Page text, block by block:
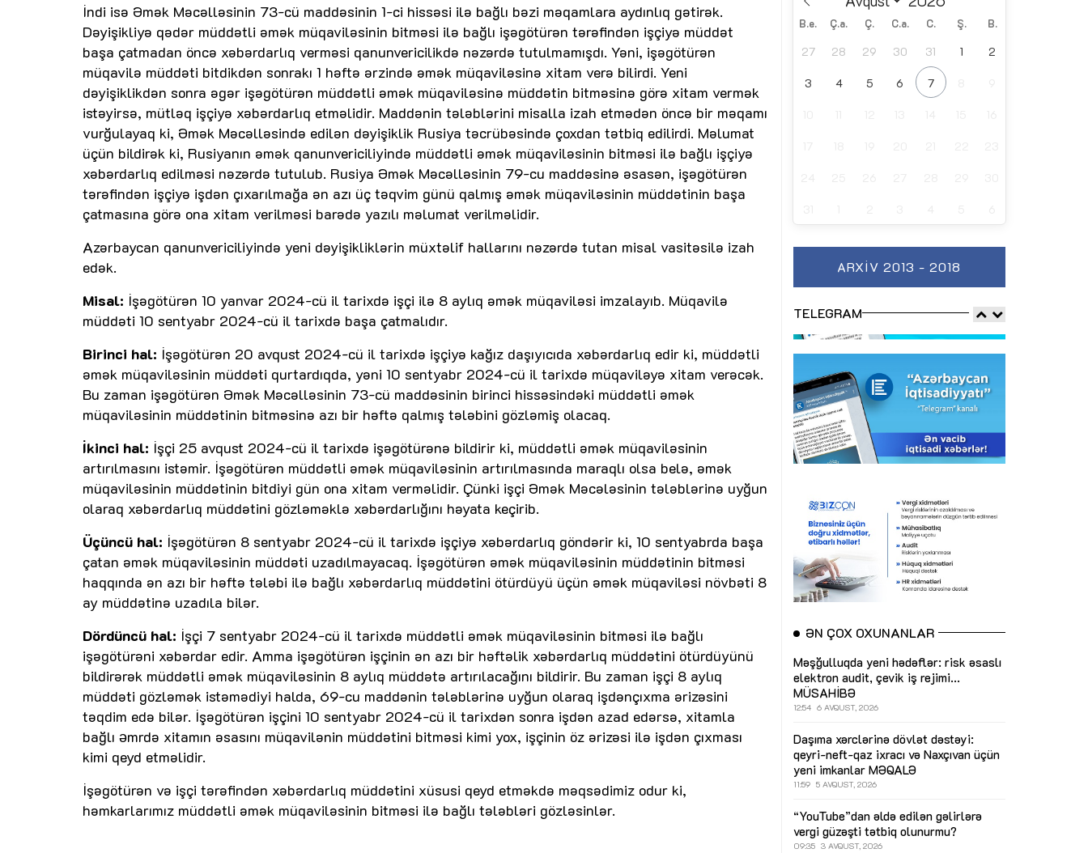
İndi isə Əmək Məcəlləsinin 73-cü maddəsinin 1-ci hissəsi ilə bağlı bəzi məqamlara aydınlıq gətirək.
Dəyişikliyə qədər müddətli əmək müqaviləsinin bitməsi ilə bağlı işəgötürən tərəfindən işçiyə müddət
başa çatmadan öncə xəbərdarlıq verməsi qanunvericilikdə nəzərdə tutulmamışdı. Yəni, işəgötürən
müqavilə müddəti bitdikdən sonrakı 1 həftə ərzində əmək müqaviləsinə xitam verə bilirdi. Yeni
dəyişiklikdən sonra əgər işəgötürən müddətli əmək müqaviləsinə müddətin bitməsinə görə xitam vermək
istəyirsə, mütləq işçiyə xəbərdarlıq etməlidir. Maddənin tələblərini misalla izah etmədən öncə bir məqamı
vurğulayaq ki, Əmək Məcəlləsində edilən dəyişiklik Rusiya təcrübəsində çoxdan tətbiq edilirdi. Məlumat
üçün bildirək ki, Rusiyanın əmək qanunvericiliyində müddətli əmək müqaviləsinin bitməsi ilə bağlı işçiyə
xəbərdarlıq edilməsi nəzərdə tutulub. Rusiya Əmək Məcəlləsinin 79-cu maddəsinə əsasən, işəgötürən
tərəfindən işçiyə işdən çıxarılmağa ən azı üç təqvim günü qalmış əmək müqaviləsinin müddətinin başa
çatmasına görə ona xitam verilməsi barədə yazılı məlumat verilməlidir.
Azərbaycan qanunvericiliyində yeni dəyişikliklərin müxtəlif hallarını nəzərdə tutan misal vasitəsilə izah
edək.
Misal: İşəgötürən 10 yanvar 2024-cü il tarixdə işçi ilə 8 aylıq əmək müqaviləsi imzalayıb. Müqavilə
müddəti 10 sentyabr 2024-cü il tarixdə başa çatmalıdır.
Birinci hal: İşəgötürən 20 avqust 2024-cü il tarixdə işçiyə kağız daşıyıcıda xəbərdarlıq edir ki, müddətli
əmək müqaviləsinin müddəti qurtardıqda, yəni 10 sentyabr 2024-cü il tarixdə müqaviləyə xitam verəcək.
Bu zaman işəgötürən Əmək Məcəlləsinin 73-cü maddəsinin birinci hissəsindəki müddətli əmək
müqaviləsinin müddətinin bitməsinə azı bir həftə qalmış tələbini gözləmiş olacaq.
İkinci hal: İşçi 25 avqust 2024-cü il tarixdə işəgötürənə bildirir ki, müddətli əmək müqaviləsinin
artırılmasını istəmir. İşəgötürən müddətli əmək müqaviləsinin artırılmasında maraqlı olsa belə, əmək
müqaviləsinin müddətinin bitdiyi gün ona xitam verməlidir. Çünki işçi Əmək Məcələsinin tələblərinə uyğun
olaraq xəbərdarlıq müddətini gözləməklə xəbərdarlığını həyata keçirib.
Üçüncü hal: İşəgötürən 8 sentyabr 2024-cü il tarixdə işçiyə xəbərdarlıq göndərir ki, 10 sentyabrda başa
çatan əmək müqaviləsinin müddəti uzadılmayacaq. İşəgötürən əmək müqaviləsinin müddətinin bitməsi
haqqında ən azı bir həftə tələbi ilə bağlı xəbərdarlıq müddətini ötürdüyü üçün əmək müqaviləsi növbəti 8
ay müddətinə uzadıla bilər.
Dördüncü hal: İşçi 7 sentyabr 2024-cü il tarixdə müddətli əmək müqaviləsinin bitməsi ilə bağlı
işəgötürəni xəbərdar edir. Amma işəgötürən işçinin ən azı bir həftəlik xəbərdarlıq müddətini ötürdüyünü
bildirərək müddətli əmək müqaviləsinin 8 aylıq müddətə artırılacağını bildirir. Bu zaman işçi 8 aylıq
müddəti gözləmək istəmədiyi halda, 69-cu maddənin tələblərinə uyğun olaraq işdənçıxma ərizəsini
təqdim edə bilər. İşəgötürən işçini 10 sentyabr 2024-cü il tarixdən sonra işdən azad edərsə, xitamla
bağlı ǝmrdə xitamın əsasını müqavilənin müddətini bitməsi kimi yox, işçinin öz ərizəsi ilə işdən çıxması
kimi qeyd etməlidir.
İşəgötürən və işçi tərəfindən xəbərdarlıq müddətini xüsusi qeyd etməkdə məqsədimiz odur ki,
həmkarlarımız müddətli əmək müqaviləsinin bitməsi ilə bağlı tələbləri gözləsinlər.
B.e. Ç.a. Ç. C.a. C. Ş. B.
27 28 29 30 31 1 2
3 4 5 6 7
ARXIV 2013 - 2018
TELEGRAM
ƏN ÇOX OXUNANLAR
Məşğulluqda yeni hədəflər: risk əsaslı
elektron audit, çevik iş rejimi...
MÜSAHİBƏ
12:54 6 AVQUST, 2026
Daşıma xərclərinə dövlət dəstəyi:
qeyri-neft-qaz ixracı və Naxçıvan üçün
yeni imkanlar MƏQALƏ
11:59 5 AVQUST, 2026
“YouTube”dan əldə edilən gəlirlərə
vergi güzəşti tətbiq olunurmu?
09:35 3 AVQUST, 2026